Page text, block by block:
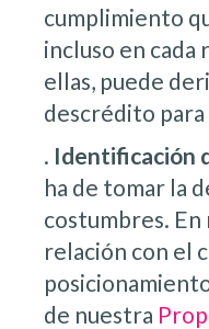
cumplimiento
incluso en cada
ellas, puede
descrédito
. Identificación
ha de tomar la
costumbres. En
relación con el
de nuestra